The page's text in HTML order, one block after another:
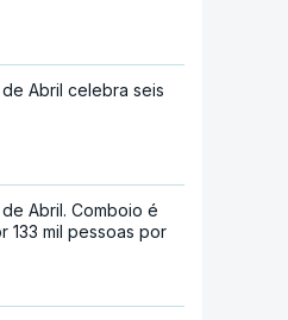
Abril celebra seis
Abril. Comboio é
133 mil pessoas por